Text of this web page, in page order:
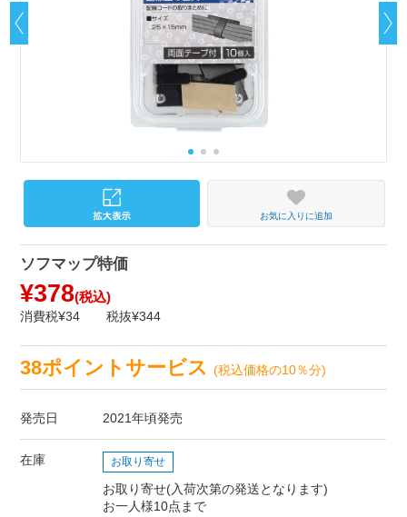
お気に入りに追加
ソフマップ特価
¥378(税込)
消費税¥34 税抜¥344
38ポイントサービス(税込価格の10％分)
発売日 2021年頃発売
在庫 お取り寄せ
お取り寄せ(入荷次第の発送となります)
お一人様10点まで